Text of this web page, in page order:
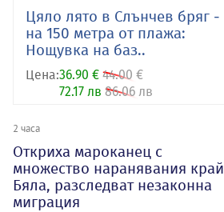
Цяло лято в Слънчев бряг -
на 150 метра от плажа:
Нощувка на баз..
Цена:36.90 € 44.00 €
72.17 лв 86.06 лв
2 часа
Откриха мароканец с
множество наранявания край
Бяла, разследват незаконна
миграция